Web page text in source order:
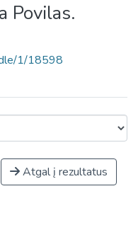
Povilas.
1/18598
Atgal į rezultatus